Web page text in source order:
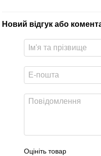
Новий відгук або
Оцініть товар